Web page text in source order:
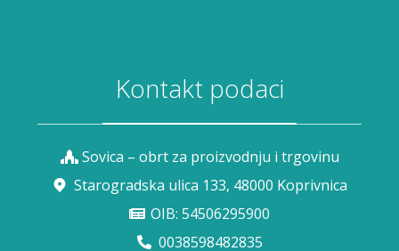
Kontakt podaci
Sovica – obrt za proizvodnju i trgovinu
Starogradska ulica 133, 48000 Koprivnica
OIB: 54506295900
0038598482835